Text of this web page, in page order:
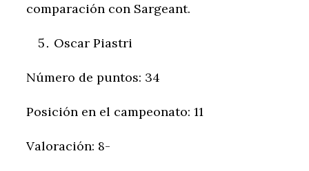
comparación con Sargeant.
Oscar Piastri
Número de puntos: 34
Posición en el campeonato: 11
Valoración: 8-